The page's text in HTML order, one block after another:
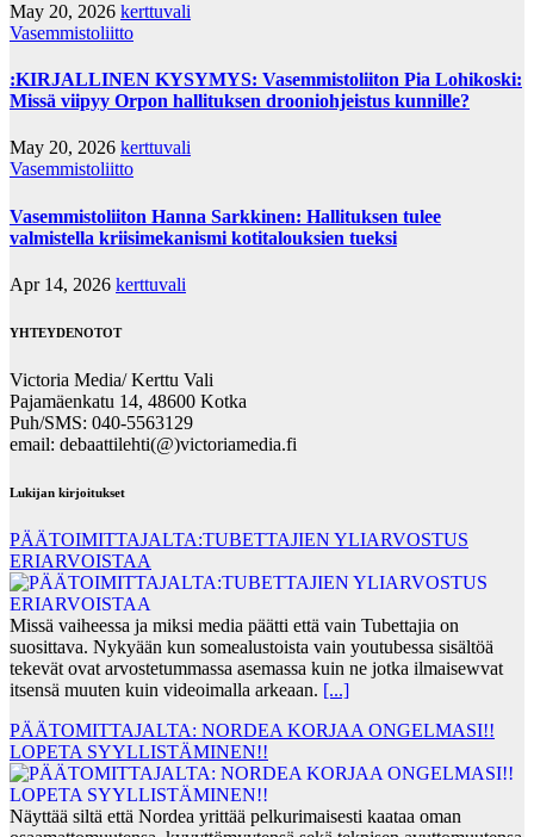
May 20, 2026 kerttuvali
Vasemmistoliitto
:KIRJALLINEN KYSYMYS: Vasemmistoliiton Pia Lohikoski:
Missä viipyy Orpon hallituksen drooniohjeistus kunnille?
May 20, 2026 kerttuvali
Vasemmistoliitto
Vasemmistoliiton Hanna Sarkkinen: Hallituksen tulee
valmistella kriisimekanismi kotitalouksien tueksi
Apr 14, 2026 kerttuvali
YHTEYDENOTOT
Victoria Media/ Kerttu Vali
Pajamäenkatu 14, 48600 Kotka
Puh/SMS: 040-5563129
email: debaattilehti(@)victoriamedia.fi
Lukijan kirjoitukset
PÄÄTOIMITTAJALTA:TUBETTAJIEN YLIARVOSTUS
ERIARVOISTAA
Missä vaiheessa ja miksi media päätti että vain Tubettajia on
suosittava. Nykyään kun somealustoista vain youtubessa sisältöä
tekevät ovat arvostetummassa asemassa kuin ne jotka ilmaisewvat
itsensä muuten kuin videoimalla arkeaan. [...]
PÄÄTOMITTAJALTA: NORDEA KORJAA ONGELMASI!!
LOPETA SYYLLISTÄMINEN!!
Näyttää siltä että Nordea yrittää pelkurimaisesti kaataa oman